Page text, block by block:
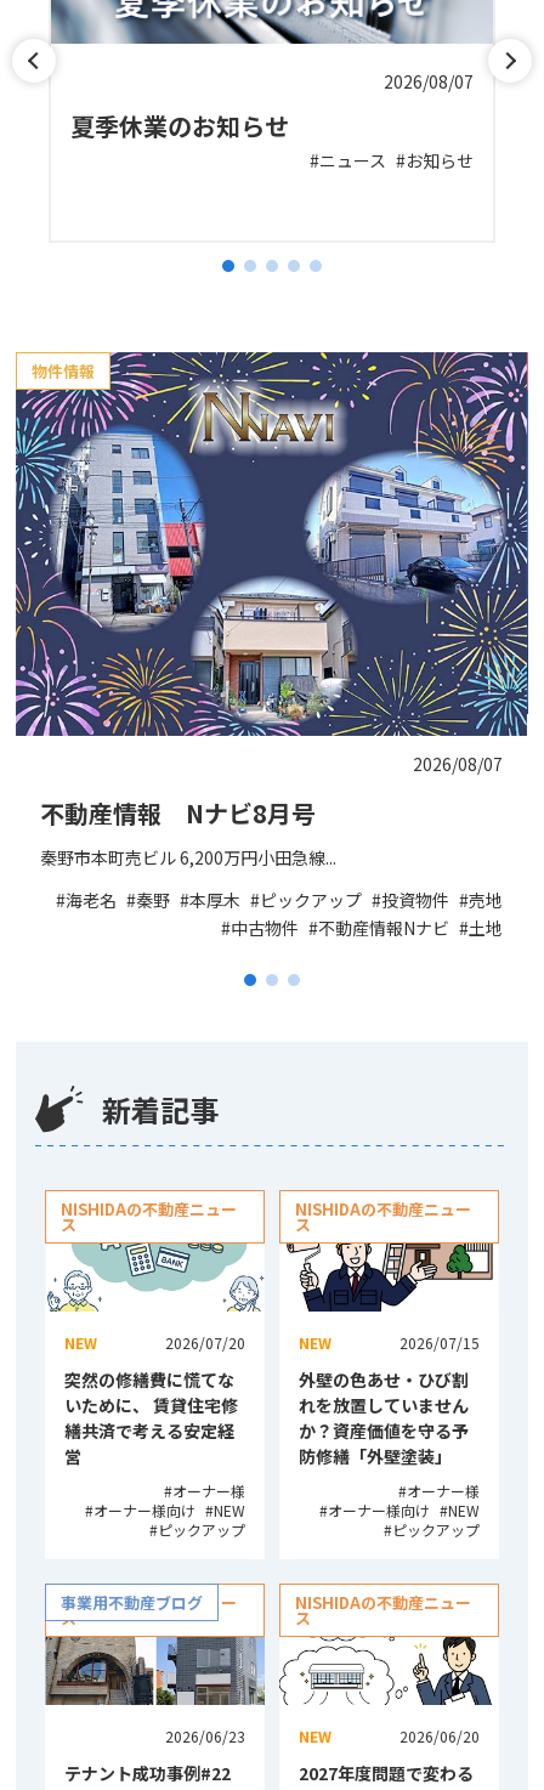
2026/08/07
夏季休業のお知らせ
ニュース お知らせ
物件情報
2026/08/07
不動産情報 Nナビ8月号
秦野市本町売ビル 6,200万円小田急線...
海老名
秦野 本厚木 ピックアップ 投資物件
売地
中古物件
不動産情報Nナビ 土地
新着記事
NISHIDAの不動産ニュー
ス
NEW 2026/07/20
突然の修繕費に慌てな
いために、 賃貸住宅修
繕共済で考える安定経
営
オーナー様
オーナー様向け
NEW
ピックアップ
NISHIDAの不動産ニュー
ス
NEW 2026/07/15
外壁の色あせ・ひび割
れを放置していません
か？資産価値を守る予
防修繕「外壁塗装」
オーナー様
オーナー様向け
NEW
ピックアップ
NISHIDAの不動産ニュー
ス
事業用不動産ブログ
2026/06/23
テナント成功事例#22
NISHIDAの不動産ニュー
ス
NEW 2026/06/20
2027年度問題で変わる